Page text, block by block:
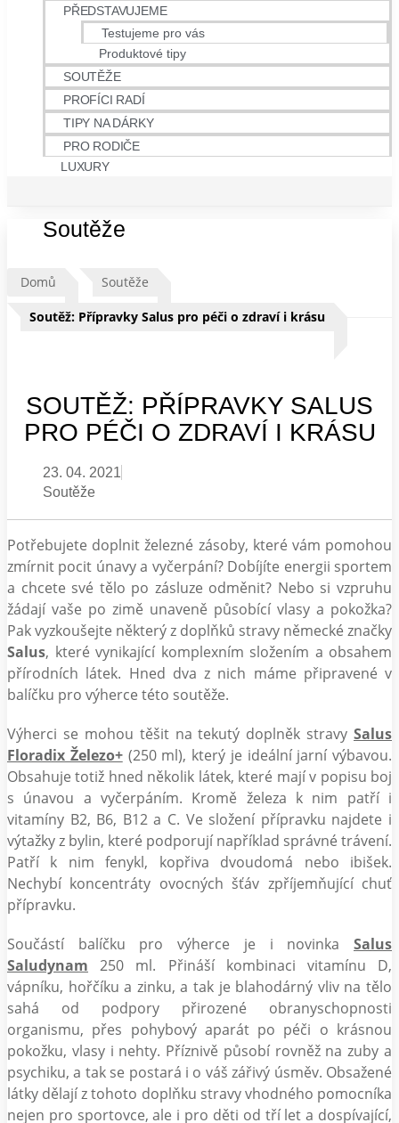
PŘEDSTAVUJEME
Testujeme pro vás
Produktové tipy
SOUTĚŽE
PROFÍCI RADÍ
TIPY NA DÁRKY
PRO RODIČE
LUXURY
Soutěže
Domů Soutěže
Soutěž: Přípravky Salus pro péči o zdraví i krásu
SOUTĚŽ: PŘÍPRAVKY SALUS
PRO PÉČI O ZDRAVÍ I KRÁSU
23. 04. 2021
Soutěže
Potřebujete doplnit železné zásoby, které vám pomohou
zmírnit pocit únavy a vyčerpání? Dobíjíte energii sportem
a chcete své tělo po zásluze odměnit? Nebo si vzpruhu
žádají vaše po zimě unaveně působící vlasy a pokožka?
Pak vyzkoušejte některý z doplňků stravy německé značky
Salus, které vynikající komplexním složením a obsahem
přírodních látek. Hned dva z nich máme připravené v
balíčku pro výherce této soutěže.
Výherci se mohou těšit na tekutý doplněk stravy Salus
Floradix Železo+(250 ml), který je ideální jarní výbavou.
Obsahuje totiž hned několik látek, které mají v popisu boj
s únavou a vyčerpáním. Kromě železa k nim patří i
vitamíny B2, B6, B12 a C. Ve složení přípravku najdete i
výtažky z bylin, které podporují například správné trávení.
Patří k nim fenykl, kopřiva dvoudomá nebo ibišek.
Nechybí koncentráty ovocných šťáv zpříjemňující chuť
přípravku.
Součástí balíčku pro výherce je i novinka Salus
Saludynam 250 ml. Přináší kombinaci vitamínu D,
vápníku, hořčíku a zinku, a tak je blahodárný vliv na tělo
sahá od podpory přirozené obranyschopnosti
organismu, přes pohybový aparát po péči o krásnou
pokožku, vlasy i nehty. Příznivě působí rovněž na zuby a
psychiku, a tak se postará i o váš zářivý úsměv. Obsažené
látky dělají z tohoto doplňku stravy vhodného pomocníka
nejen pro sportovce, ale i pro děti od tří let a dospívající,